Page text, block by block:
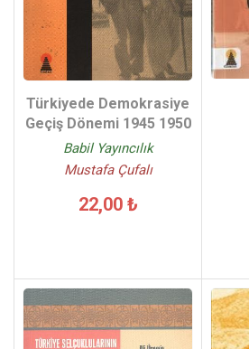
Türkiyede Demokrasiye
Geçiş Dönemi 1945 1950
Babil Yayıncılık
Mustafa Çufalı
22,00 ₺